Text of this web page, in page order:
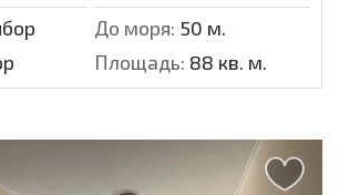
До моря: 50 м.
Площадь: 88 кв. м.